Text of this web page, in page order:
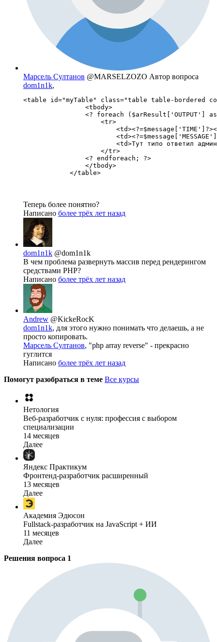
Марсель Султанов @MARSELZOZO Автор вопроса
dom1n1k,
<table id="myTable" class="table table-bordered
                <tbody>
<? foreach ($arResult['OUTPUT']
                    <tr>
<td>Тут типо ответил
                    </tr>
                <? endforeach; ?>
                </tbody>
            </table>
Теперь более понятно?
Написано более трёх лет назад
dom1n1k @dom1n1k
В чем проблема развернуть массив перед рендерингом
средствами PHP?
Написано более трёх лет назад
Andrew @KickeRocK
dom1n1k, для этого нужно понимать что делаешь, а не
просто копировать.
Марсель Султанов, "php array reverse" - прекрасно
гуглится
Написано более трёх лет назад
Помогут разобраться в теме Все курсы
Нетология
Веб-разработчик с нуля: профессия с выбором
специализации
14 месяцев
Далее
Яндекс Практикум
Фронтенд-разработчик расширенный
13 месяцев
Далее
Академия Эдюсон
Fullstack-разработчик на JavaScript + ИИ
11 месяцев
Далее
Решения вопроса 1